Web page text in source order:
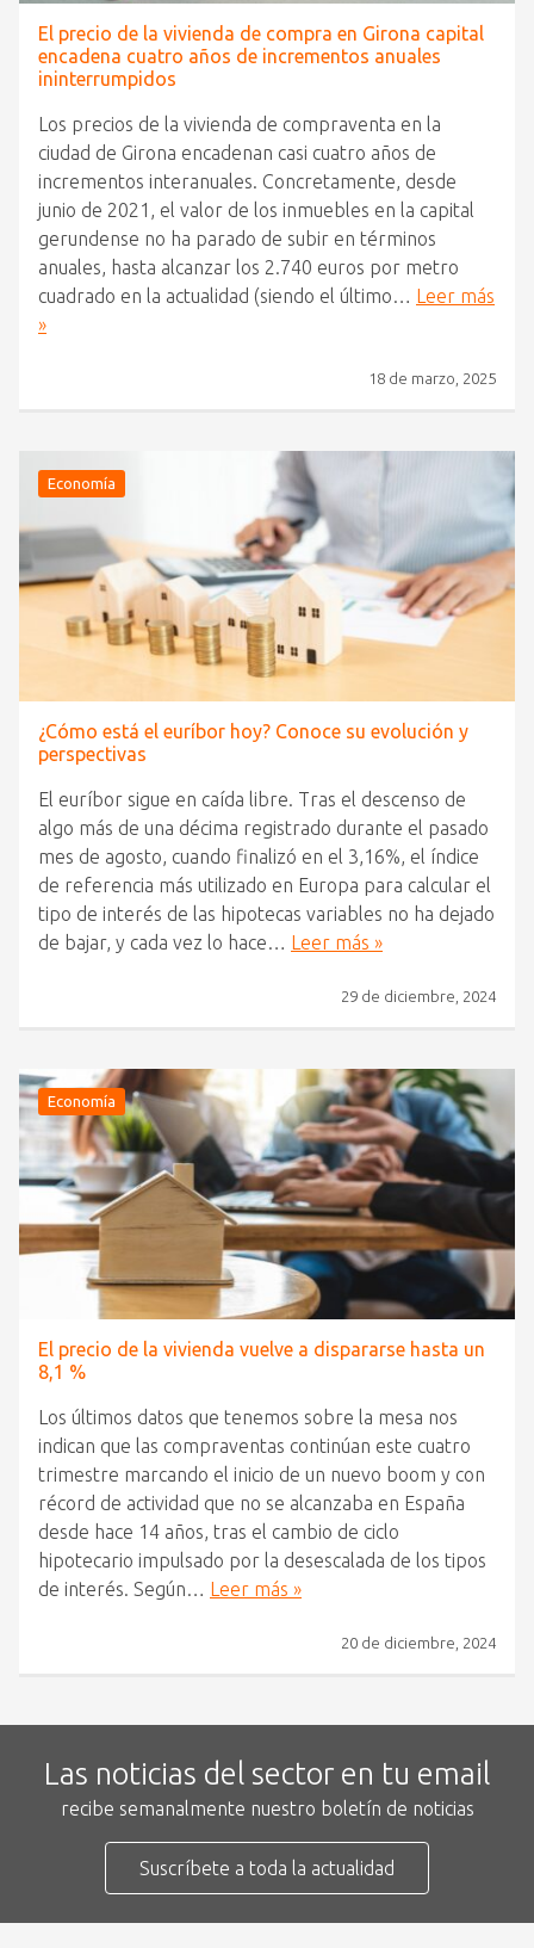
El precio de la vivienda de compra en Girona capital
encadena cuatro años de incrementos anuales
ininterrumpidos
Los precios de la vivienda de compraventa en la
ciudad de Girona encadenan casi cuatro años de
incrementos interanuales. Concretamente, desde
junio de 2021, el valor de los inmuebles en la capital
gerundense no ha parado de subir en términos
anuales, hasta alcanzar los 2.740 euros por metro
cuadrado en la actualidad (siendo el último… Leer más
»
18 de marzo, 2025
Economía
¿Cómo está el euríbor hoy? Conoce su evolución y
perspectivas
El euríbor sigue en caída libre. Tras el descenso de
algo más de una décima registrado durante el pasado
mes de agosto, cuando finalizó en el 3,16%, el índice
de referencia más utilizado en Europa para calcular el
tipo de interés de las hipotecas variables no ha dejado
de bajar, y cada vez lo hace… Leer más »
29 de diciembre, 2024
Economía
El precio de la vivienda vuelve a dispararse hasta un
8,1 %
Los últimos datos que tenemos sobre la mesa nos
indican que las compraventas continúan este cuatro
trimestre marcando el inicio de un nuevo boom y con
récord de actividad que no se alcanzaba en España
desde hace 14 años, tras el cambio de ciclo
hipotecario impulsado por la desescalada de los tipos
de interés. Según… Leer más »
20 de diciembre, 2024
Las noticias del sector en tu email
recibe semanalmente nuestro boletín de noticias
Suscríbete a toda la actualidad